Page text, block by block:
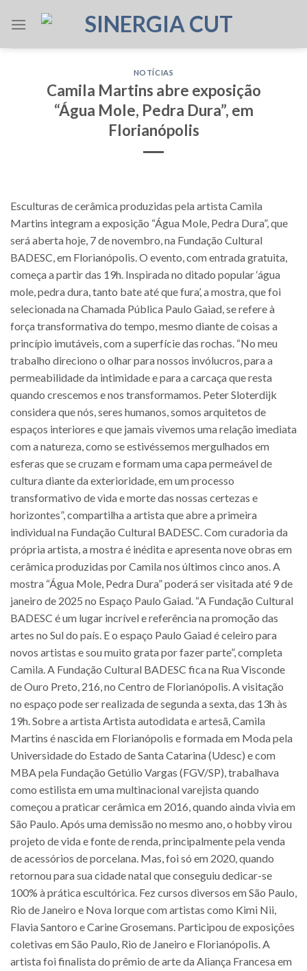
NOTÍCIAS
Camila Martins abre exposição
“Água Mole, Pedra Dura”, em
Florianópolis
Esculturas de cerâmica produzidas pela artista Camila
Martins integram a exposição “Água Mole, Pedra Dura”, que
será aberta hoje, 7 de novembro, na Fundação Cultural
BADESC, em Florianópolis. O evento, com entrada gratuita,
começa a partir das 19h. Inspirada no ditado popular ‘água
mole, pedra dura, tanto bate até que fura’, a mostra, que foi
selecionada na Chamada Pública Paulo Gaiad, se refere à
força transformativa do tempo, mesmo diante de coisas a
princípio imutáveis, com a superfície das rochas. “No meu
trabalho direciono o olhar para nossos invólucros, para a
permeabilidade da intimidade e para a carcaça que resta
quando crescemos e nos transformamos. Peter Sloterdijk
considera que nós, seres humanos, somos arquitetos de
espaços interiores e que jamais vivemos uma relação imediata
com a natureza, como se estivéssemos mergulhados em
esferas que se cruzam e formam uma capa permeável de
cultura diante da exterioridade, em um processo
transformativo de vida e morte das nossas certezas e
horizontes”, compartilha a artista que abre a primeira
individual na Fundação Cultural BADESC. Com curadoria da
própria artista, a mostra é inédita e apresenta nove obras em
cerâmica produzidas por Camila nos últimos cinco anos. A
mostra “Água Mole, Pedra Dura” poderá ser visitada até 9 de
janeiro de 2025 no Espaço Paulo Gaiad. “A Fundação Cultural
BADESC é um lugar incrível e referência na promoção das
artes no Sul do país. E o espaço Paulo Gaiad é celeiro para
novos artistas e sou muito grata por fazer parte”, completa
Camila. A Fundação Cultural BADESC fica na Rua Visconde
de Ouro Preto, 216, no Centro de Florianópolis. A visitação
no espaço pode ser realizada de segunda a sexta, das 13h às
19h. Sobre a artista Artista autodidata e artesã, Camila
Martins é nascida em Florianópolis e formada em Moda pela
Universidade do Estado de Santa Catarina (Udesc) e com
MBA pela Fundação Getúlio Vargas (FGV/SP), trabalhava
como estilista em uma multinacional varejista quando
começou a praticar cerâmica em 2016, quando ainda vivia em
São Paulo. Após uma demissão no mesmo ano, o hobby virou
projeto de vida e fonte de renda, principalmente pela venda
de acessórios de porcelana. Mas, foi só em 2020, quando
retornou para sua cidade natal que conseguiu dedicar-se
100% à prática escultórica. Fez cursos diversos em São Paulo,
Rio de Janeiro e Nova Iorque com artistas como Kimi Nii,
Flavia Santoro e Carine Grosemans. Participou de exposições
coletivas em São Paulo, Rio de Janeiro e Florianópolis. A
artista foi finalista do prêmio de arte da Aliança Francesa em